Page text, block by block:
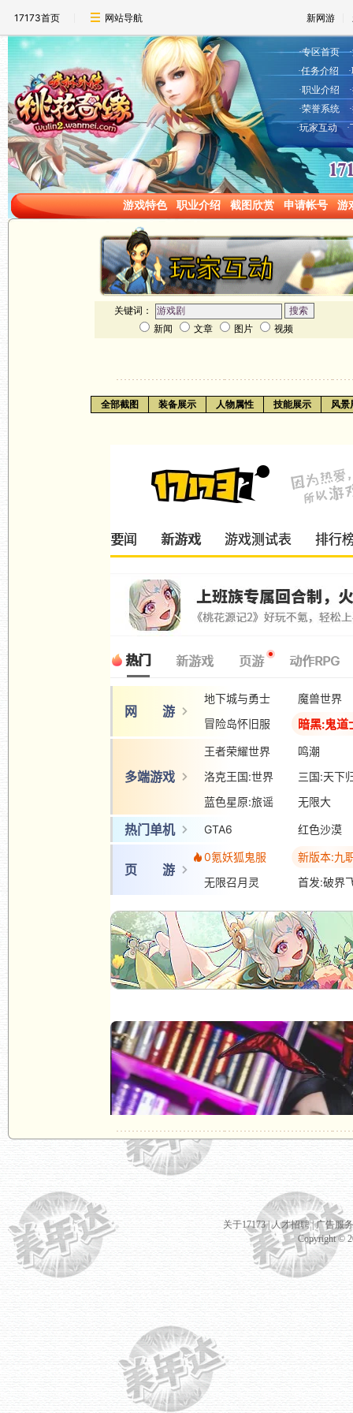
17173首页 网站导航 新网游
·专区首页·
·任务介绍 ·
·职业介绍 ·
·荣誉系统 ·
·玩家互动·
游戏特色 职业介绍 截图欣赏 申请帐号 游
关键词：
新闻
文章 图片 视频
全部截图 装备展示 人物属性 技能展示 风景
关于17173|人才招聘|广告服务
Copyright ©